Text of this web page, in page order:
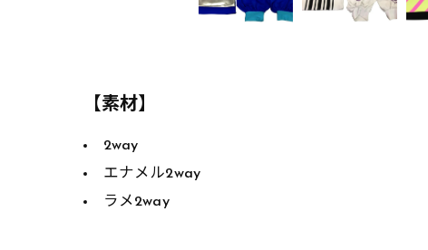
【素材】
2way
エナメル2way
ラメ2way